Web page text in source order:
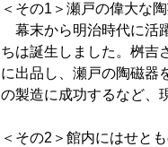
＜その1＞瀬戸の偉大な
幕末から明治時代に活
ちは誕生しました。桝吉
に出品し、瀬戸の陶磁器
の製造に成功するなど、
＜その2＞館内にはせと